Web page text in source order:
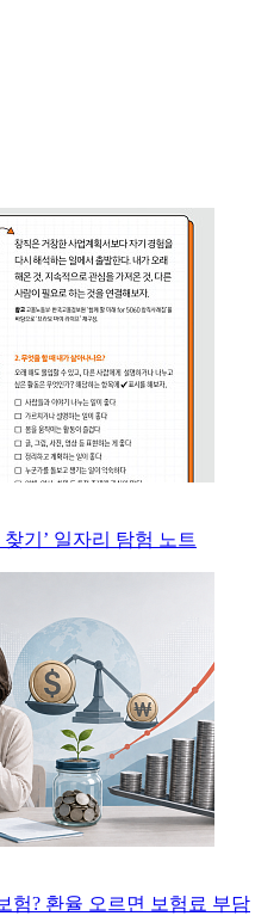
기’ 일자리 탐험 노트
험? 환율 오르면 보험료 부담